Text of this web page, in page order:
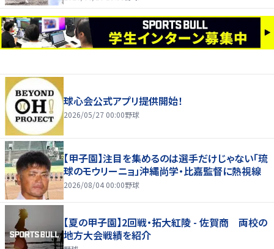
球心会公式アプリ提供開始！
2026/05/27 00:00野球
【甲子園】注目を集めるのは選手だけじゃない「琉
球のモウリーニョ」沖縄尚学・比嘉監督に熱視線
2026/08/04 00:00野球
【夏の甲子園】2回戦・拓大紅陵 - 佐賀商 両校の
地方大会戦績を紹介